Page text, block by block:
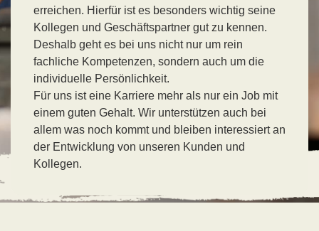
erreichen. Hierfür ist es besonders wichtig seine
Kollegen und Geschäftspartner gut zu kennen.
Deshalb geht es bei uns nicht nur um rein
fachliche Kompetenzen, sondern auch um die
individuelle Persönlichkeit.
Für uns ist eine Karriere mehr als nur ein Job mit
einem guten Gehalt. Wir unterstützen auch bei
allem was noch kommt und bleiben interessiert an
der Entwicklung von unseren Kunden und
Kollegen.